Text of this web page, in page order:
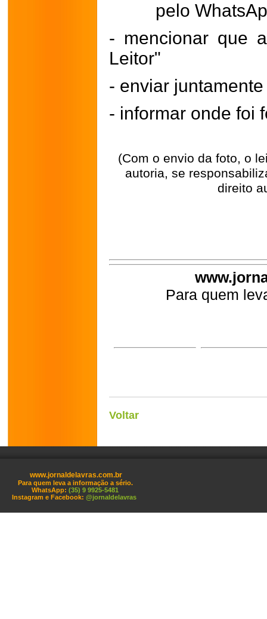
pelo
- mencionar que
Leitor"
- enviar
- informar onde foi
(Com o envio da foto, o
autoria, se
direito
Para quem
Voltar
www.jornaldelavras.com.br
Para quem leva a informação a sério.
WhatsApp: (35) 9 9925-5481
Instagram e Facebook: @jornaldelavras